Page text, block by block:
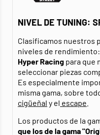
NIVEL DE TUNING:
Clasificamos nuestros
niveles de rendimiento:
Hyper Racing para que
seleccionar piezas
Es especialmente
misma gama, sobre
cigüeñal y el escape
Los productos de la
que los de la gama